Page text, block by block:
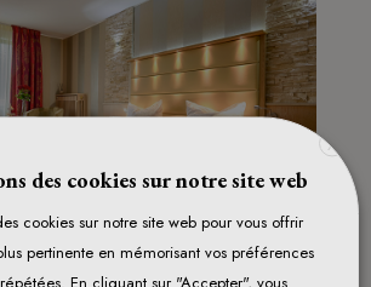
X
des cookies sur notre site web
cookies sur notre site web pour vous offrir
pertinente en mémorisant vos préférences